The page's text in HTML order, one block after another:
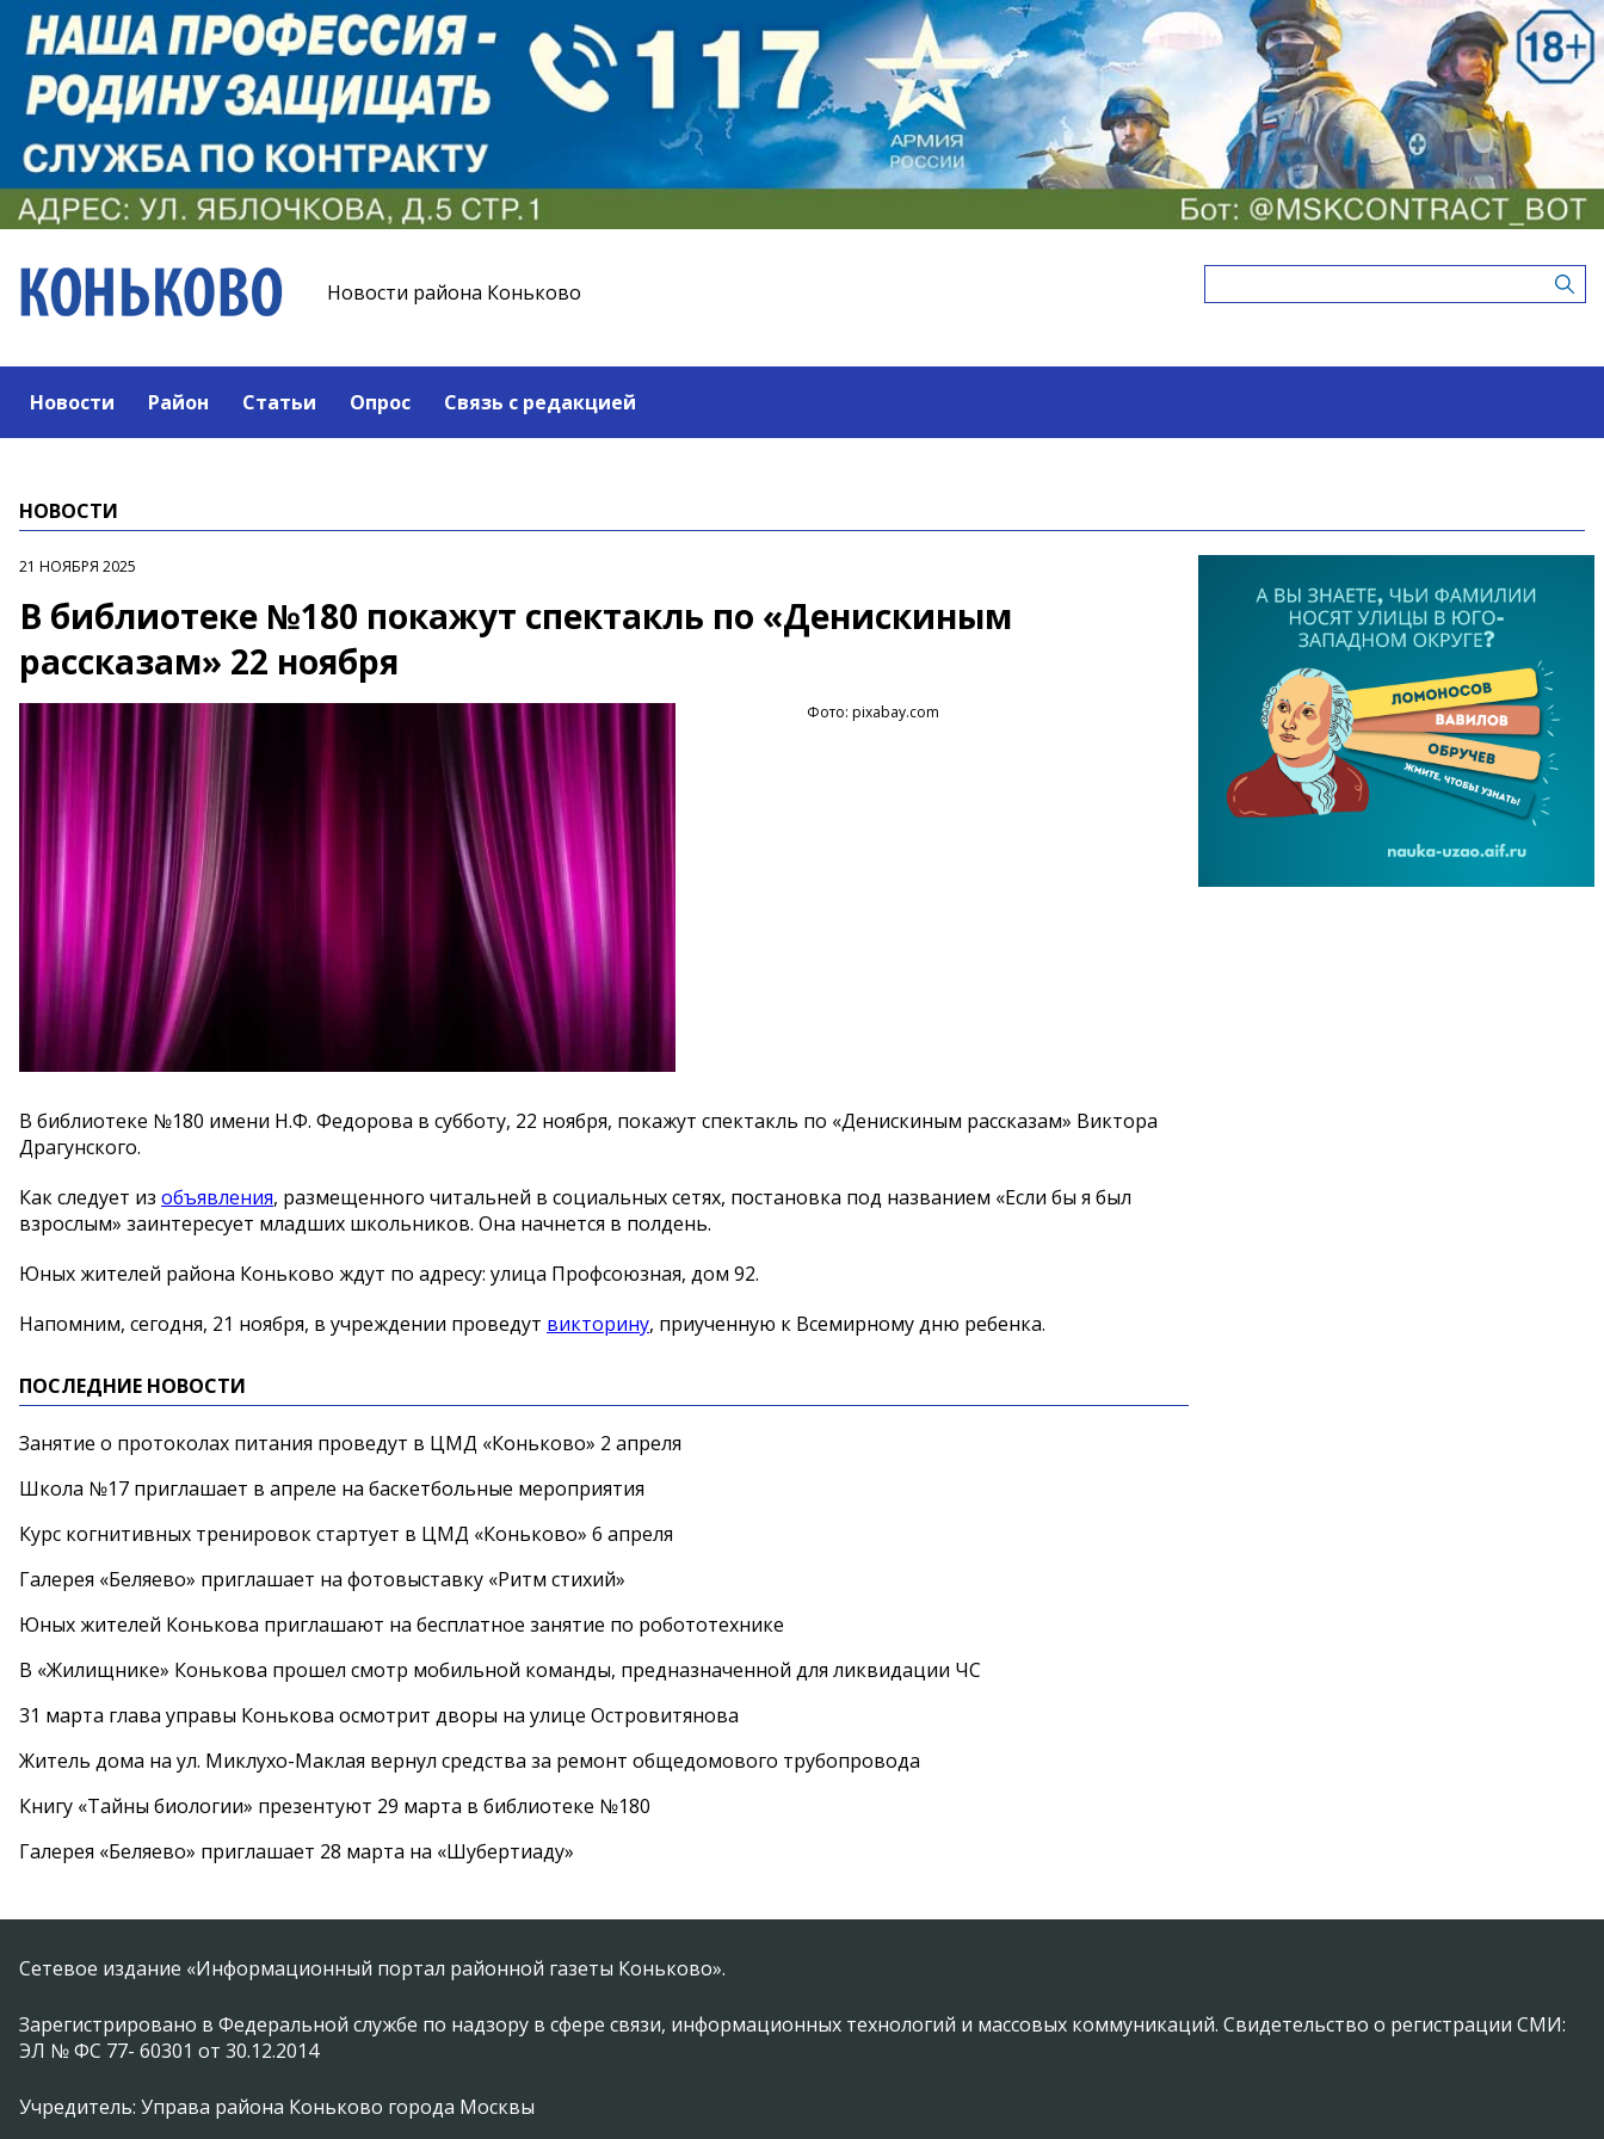
Новости района Коньково
Новости Район Статьи Опрос Связь с редакцией
НОВОСТИ
21 НОЯБРЯ 2025
В библиотеке №180 покажут спектакль по «Денискиным
рассказам» 22 ноября
Фото: pixabay.com
В библиотеке №180 имени Н.Ф. Федорова в субботу, 22 ноября, покажут спектакль по «Денискиным рассказам» Виктора
Драгунского.
Как следует из объявления, размещенного читальней в социальных сетях, постановка под названием «Если бы я был
взрослым» заинтересует младших школьников. Она начнется в полдень.
Юных жителей района Коньково ждут по адресу: улица Профсоюзная, дом 92.
Напомним, сегодня, 21 ноября, в учреждении проведут викторину, приученную к Всемирному дню ребенка.
ПОСЛЕДНИЕ НОВОСТИ
Занятие о протоколах питания проведут в ЦМД «Коньково» 2 апреля
Школа №17 приглашает в апреле на баскетбольные мероприятия
Курс когнитивных тренировок стартует в ЦМД «Коньково» 6 апреля
Галерея «Беляево» приглашает на фотовыставку «Ритм стихий»
Юных жителей Конькова приглашают на бесплатное занятие по робототехнике
В «Жилищнике» Конькова прошел смотр мобильной команды, предназначенной для ликвидации ЧС
31 марта глава управы Конькова осмотрит дворы на улице Островитянова
Житель дома на ул. Миклухо-Маклая вернул средства за ремонт общедомового трубопровода
Книгу «Тайны биологии» презентуют 29 марта в библиотеке №180
Галерея «Беляево» приглашает 28 марта на «Шубертиаду»
Сетевое издание «Информационный портал районной газеты Коньково».
Зарегистрировано в Федеральной службе по надзору в сфере связи, информационных технологий и массовых коммуникаций. Свидетельство о регистрации СМИ:
ЭЛ № ФС 77- 60301 от 30.12.2014
Учредитель: Управа района Коньково города Москвы